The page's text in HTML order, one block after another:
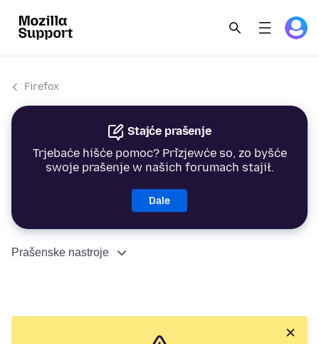
Firefox
Stajće prašenje
Trjebaće hišće pomoc? Přizjewće so, zo byšće
swoje prašenje w našich forumach stajił.
Dale
Prašenske nastroje